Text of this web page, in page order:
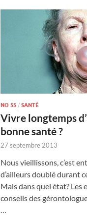
NO 55 / SANTÉ
Vivre longtemps
bonne santé ?
27 septembre 2013
Nous vieillissons, c’est
d’ailleurs doublé durant
Mais dans quel état? Les
conseils des
…